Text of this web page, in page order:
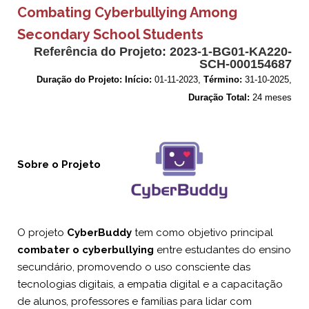
Combating Cyberbullying Among
Secondary School Students
Referência do Projeto: 2023-1-BG01-KA220-
SCH-000154687
Duração do Projeto: Início: 01-11-2023, Término: 31-10-2025,
Duração Total: 24 meses
Sobre o Projeto
O projeto CyberBuddy tem como objetivo principal
combater o cyberbullying entre estudantes do ensino
secundário, promovendo o uso consciente das
tecnologias digitais, a empatia digital e a capacitação
de alunos, professores e famílias para lidar com